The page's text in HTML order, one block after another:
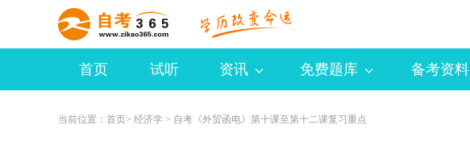
首页 试听 资讯 免费题库 备考资料
当前位置： 首页> 经济学 > 自考《外贸函电》第十课至第十二课复习重点